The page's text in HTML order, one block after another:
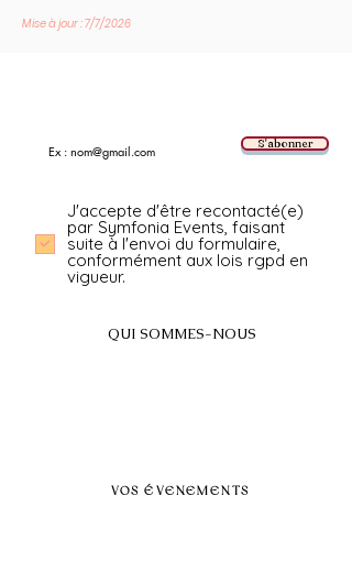
Mise à jour : 7/7/2026
S'abonner
J'accepte d'être recontacté(e)
par Symfonia Events, faisant
suite à l'envoi du formulaire,
conformément aux lois rgpd en
vigueur.
QUI SOMMES-NOUS
VOS ÉVENEMENTS